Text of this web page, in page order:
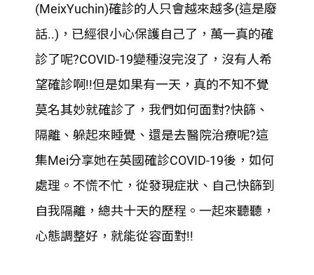
RSS FEED
SHARE
LINK
EMBED
(MeixYuchin)確診的人只會越來越多(這是廢
話..)，已經很小心保護自己了，萬一真的確
診了呢?COVID-19變種沒完沒了，沒有人希
望確診啊!!但是如果有一天，真的不知不覺
莫名其妙就確診了，我們如何面對?快篩、
隔離、躲起來睡覺、還是去醫院治療呢?這
集Mei分享她在英國確診COVID-19後，如何
處理。不慌不忙，從發現症狀、自己快篩到
自我隔離，總共十天的歷程。一起來聽聽，
心態調整好，就能從容面對!!